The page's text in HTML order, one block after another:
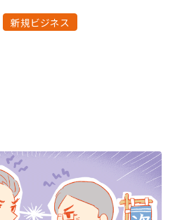
新規ビジネス